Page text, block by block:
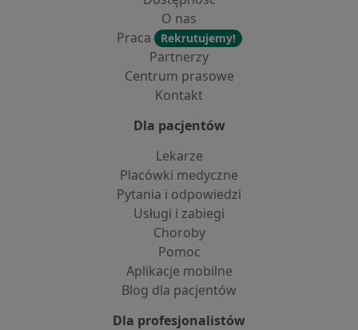
O nas
Praca
Rekrutujemy!
Partnerzy
Centrum prasowe
Kontakt
Dla pacjentów
Lekarze
Placówki medyczne
Pytania i odpowiedzi
Usługi i zabiegi
Choroby
Pomoc
Aplikacje mobilne
Blog dla pacjentów
Dla profesjonalistów